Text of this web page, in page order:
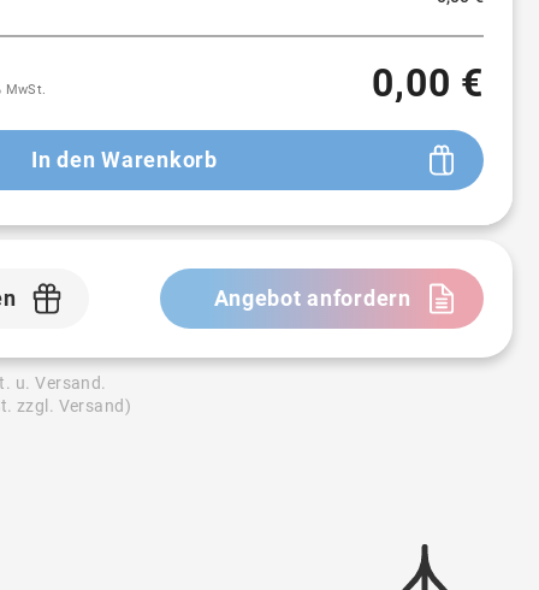
MwSt. 0,00 €
In den Warenkorb
Angebot anfordern
u. Versand.
zzgl. Versand)